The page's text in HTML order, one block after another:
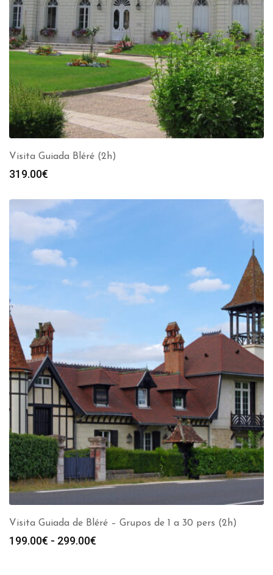
Visita Guiada Bléré (2h)
319.00€
Visita Guiada de Bléré – Grupos de 1 a 30 pers (2h)
199.00€ - 299.00€